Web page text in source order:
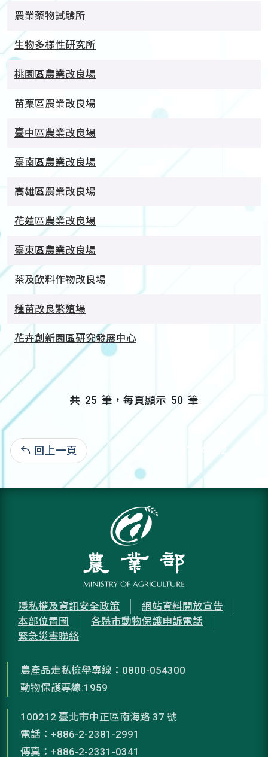
農業藥物試驗所
生物多樣性研究所
桃園區農業改良場
苗栗區農業改良場
臺中區農業改良場
臺南區農業改良場
高雄區農業改良場
花蓮區農業改良場
臺東區農業改良場
茶及飲料作物改良場
種苗改良繁殖場
花卉創新園區研究發展中心
共 25 筆，每頁顯示 50 筆
回上一頁 自112.07.27:34,922
隱私權及資訊安全政策
網站資料開放宣告
本部位置圖
各縣市動物保護申訴電話
緊急災害聯絡
農產品走私檢舉專線：0800-054300
動物保護專線:1959
100212 臺北市中正區南海路 37 號
電話：+886-2-2381-2991
傳真：+886-2-2331-0341